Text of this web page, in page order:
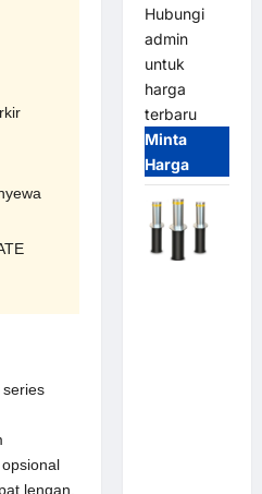
lengan,
Hubungi
admin
untuk
harga
terbaru
Minta
Harga